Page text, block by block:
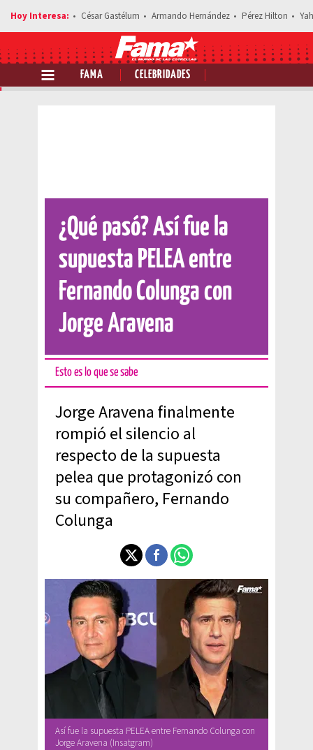
César Gastélum Armando Hernández Pérez Hilton
FAMA CELEBRIDADES
Comparte esta noticia
¿Qué pasó? Así fue la
supuesta PELEA entre
Fernando Colunga con
Jorge Aravena
Esto es lo que se sabe
Jorge Aravena finalmente
rompió el silencio al
respecto de la supuesta
pelea que protagonizó con
su compañero, Fernando
Colunga
Así fue la supuesta PELEA entre Fernando Colunga con
Jorge Aravena (Insatgram)